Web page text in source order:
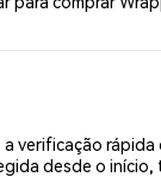
verificação
desde o